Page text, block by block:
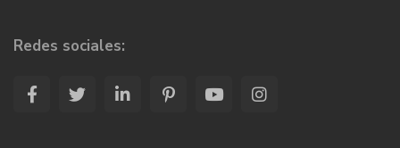
Redes sociales: